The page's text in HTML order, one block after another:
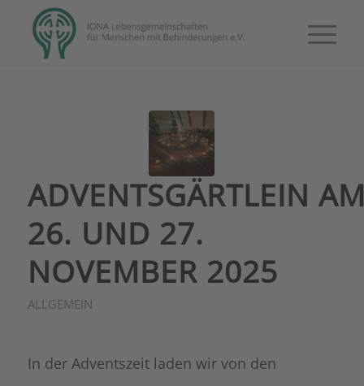
ADVENTSGÄRTLEIN
26. UND 27.
NOVEMBER 2025
ALLGEMEIN
In der Adventszeit laden wir von den